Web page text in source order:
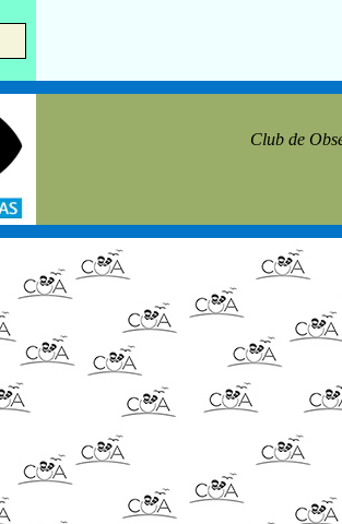
Club de